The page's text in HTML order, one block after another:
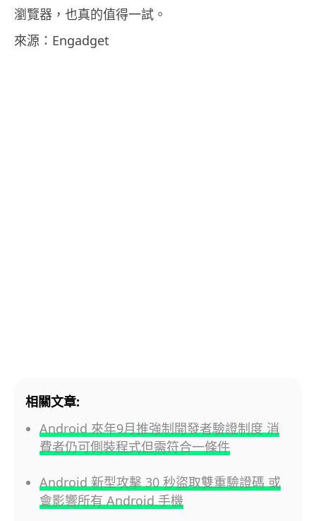
瀏覽器，也真的值得一試。
來源：Engadget
相關文章:
Android 來年9月推強制開發者驗證制度 消
費者仍可側裝程式但需符合一條件
Android 新型攻擊 30 秒盜取雙重驗證碼 或
會影響所有 Android 手機